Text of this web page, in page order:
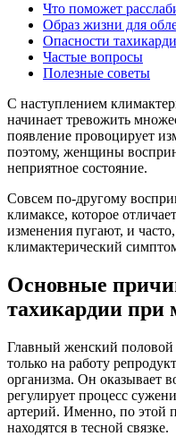
Что поможет
Образ жизни для
Опасности
Частые вопросы
Полезные советы
С наступлением
начинает тревожить
появление провоцирует
поэтому, женщины
неприятное состояние.
Совсем по-другому
климаксе, которое
изменения пугают, и
климактерический
Основные
тахикардии при
Главный женский половой
только на работу
организма. Он оказывает
регулирует процесс
артерий. Именно, по этой
находятся в тесной связке.